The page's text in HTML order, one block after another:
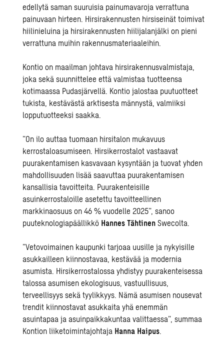
edellytä saman suuruisia painumavaroja verrattuna
painuvaan hirteen. Hirsirakennusten hirsiseinät toimivat
hiilinieluina ja hirsirakennusten hiilijalanjälki on pieni
verrattuna muihin rakennusmateriaaleihin.
Kontio on maailman johtava hirsirakennusvalmistaja,
joka sekä suunnittelee että valmistaa tuotteensa
kotimaassa Pudasjärvellä. Kontio jalostaa puutuotteet
tukista, kestävästä arktisesta männystä, valmiiksi
lopputuotteeksi saakka.
”On ilo auttaa tuomaan hirsitalon mukavuus
kerrostaloasumiseen. Hirsikerrostalot vastaavat
puurakentamisen kasvavaan kysyntään ja tuovat yhden
mahdollisuuden lisää saavuttaa puurakentamisen
kansallisia tavoitteita. Puurakenteisille
asuinkerrostaloille asetettu tavoitteellinen
markkinaosuus on 46 % vuodelle 2025”, sanoo
puuteknologiapäällikkö Hannes Tähtinen Swecolta.
”Vetovoimainen kaupunki tarjoaa uusille ja nykyisille
asukkailleen kiinnostavaa, kestävää ja modernia
asumista. Hirsikerrostalossa yhdistyy puurakenteisessa
talossa asumisen ekologisuus, vastuullisuus,
terveellisyys sekä tyylikkyys. Nämä asumisen nousevat
trendit kiinnostavat asukkaita yhä enemmän
asuintapaa ja asuinpaikkakuntaa valittaessa”, summaa
Kontion liiketoimintajohtaja Hanna Haipus.